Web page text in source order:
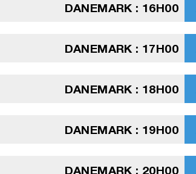
DANEMARK : 16H00
DANEMARK : 17H00
DANEMARK : 18H00
DANEMARK : 19H00
DANEMARK : 20H00